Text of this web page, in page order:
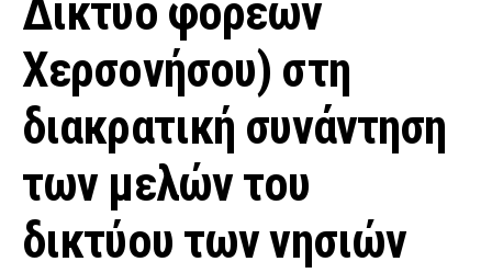
Δίκτυο φορέων
Χερσονήσου) στη
διακρατική συνάντηση
των μελών του
δικτύου των νησιών